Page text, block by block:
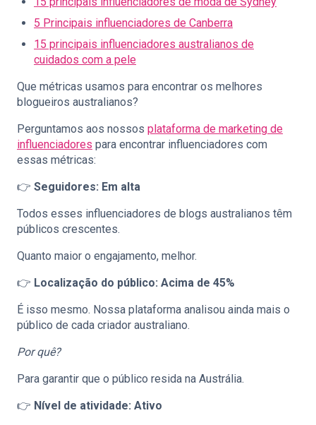
5 Principais influenciadores de Canberra
15 principais influenciadores australianos de
cuidados com a pele
Que métricas usamos para encontrar os melhores
blogueiros australianos?
Perguntamos aos nossos plataforma de marketing de
influenciadores para encontrar influenciadores com
essas métricas:
👉 Seguidores: Em alta
Todos esses influenciadores de blogs australianos têm
públicos crescentes.
Quanto maior o engajamento, melhor.
👉 Localização do público: Acima de 45%
É isso mesmo. Nossa plataforma analisou ainda mais o
público de cada criador australiano.
Por quê?
Para garantir que o público resida na Austrália.
👉 Nível de atividade: Ativo